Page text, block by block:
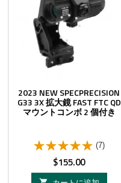
2023 NEW SPECPRECISION
G33 3X 拡大鏡 FAST FTC QD
マウントコンボ 2 個付き
(7)
価
格
$155.00